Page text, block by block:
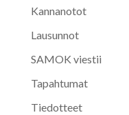
Kannanotot
Lausunnot
SAMOK viestii
Tapahtumat
Tiedotteet